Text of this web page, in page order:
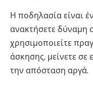
Η ποδηλασία είναι
ανακτήσετε δύναμη
χρησιμοποιείτε
άσκησης, μείνετε σε
την απόσταση αργά.